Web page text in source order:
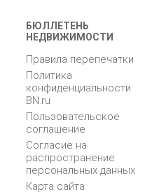
БЮЛЛЕТЕНЬ
НЕДВИЖИМОСТИ
Правила перепечатки
Политика
конфиденциальности
BN.ru
Пользовательское
соглашение
Согласие на
распространение
персональных данных
Карта сайта